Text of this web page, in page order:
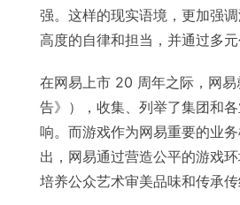
强。这样的现实语境，更加强
高度的自律和担当，并通过多
在网易上市 20 周年之际，网
告》），收集、列举了集团和
响。而游戏作为网易重要的业
出，网易通过营造公平的游戏
培养公众艺术审美品味和传承